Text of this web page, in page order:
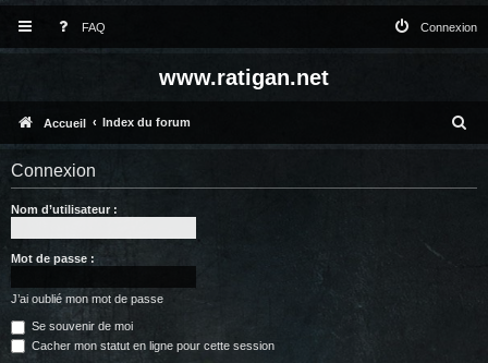
FAQ Connexion
www.ratigan.net
Accueil Index du forum
Connexion
Nom d’utilisateur :
Mot de passe :
J’ai oublié mon mot de passe
Se souvenir de moi
Cacher mon statut en ligne pour cette session